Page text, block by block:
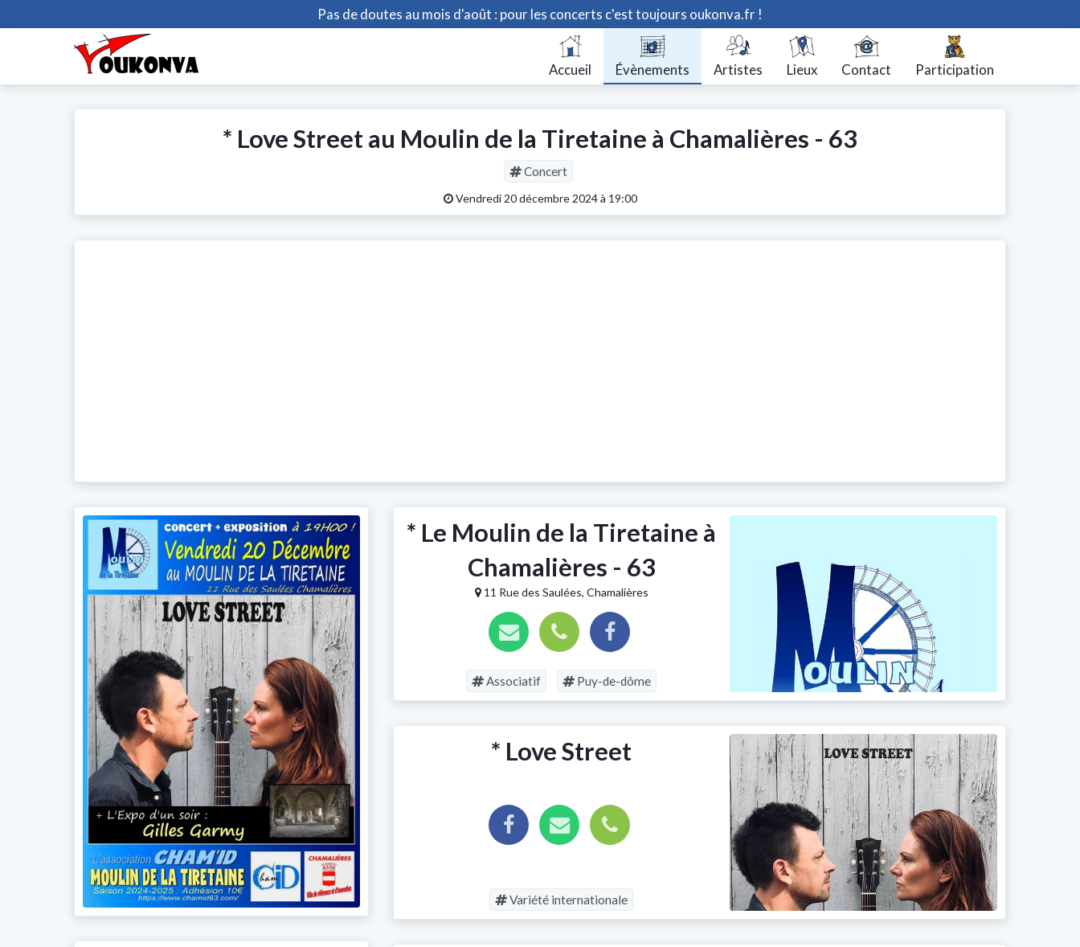
Pas de doutes au mois d'août : pour les concerts c'est toujours oukonva.fr !
Accueil Évènements Artistes Lieux Contact Participation
* Love Street au Moulin de la Tiretaine à Chamalières - 63
Concert
Vendredi 20 décembre 2024 à 19:00
* Le Moulin de la Tiretaine à
Chamalières - 63
11 Rue des Saulées, Chamalières
Associatif Puy-de-dôme
* Love Street
Variété internationale